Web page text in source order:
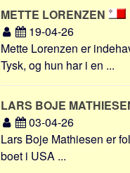
METTE LORENZEN
19-04-26
Mette Lorenzen er
Tysk, og hun har i en ...
LARS BOJE
03-04-26
Lars Boje Mathiesen er
boet i USA ...